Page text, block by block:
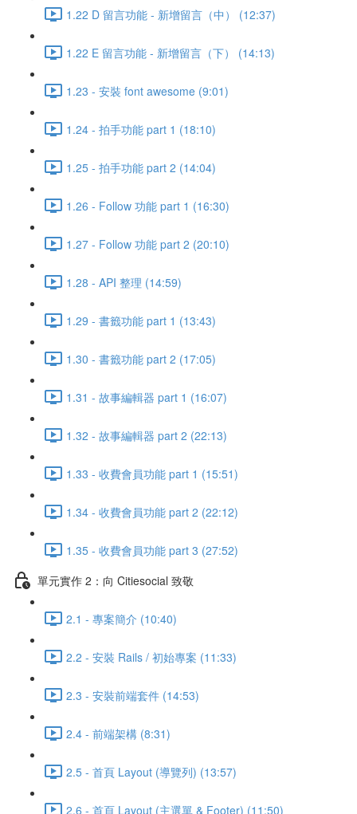
1.22 D 留言功能 - 新增留言（中） (12:37)
1.22 E 留言功能 - 新增留言（下） (14:13)
1.23 - 安裝 font awesome (9:01)
1.24 - 拍手功能 part 1 (18:10)
1.25 - 拍手功能 part 2 (14:04)
1.26 - Follow 功能 part 1 (16:30)
1.27 - Follow 功能 part 2 (20:10)
1.28 - API 整理 (14:59)
1.29 - 書籤功能 part 1 (13:43)
1.30 - 書籤功能 part 2 (17:05)
1.31 - 故事編輯器 part 1 (16:07)
1.32 - 故事編輯器 part 2 (22:13)
1.33 - 收費會員功能 part 1 (15:51)
1.34 - 收費會員功能 part 2 (22:12)
1.35 - 收費會員功能 part 3 (27:52)
單元實作 2：向 Citiesocial 致敬
2.1 - 專案簡介 (10:40)
2.2 - 安裝 Rails / 初始專案 (11:33)
2.3 - 安裝前端套件 (14:53)
2.4 - 前端架構 (8:31)
2.5 - 首頁 Layout (導覽列) (13:57)
2.6 - 首頁 Layout (主選單 & Footer) (11:50)